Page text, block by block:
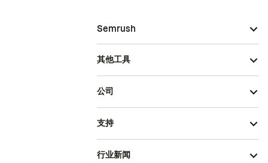
Semrush
其他工具
公司
支持
行业新闻